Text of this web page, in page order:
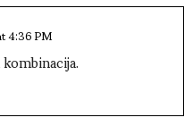
4:36 PM